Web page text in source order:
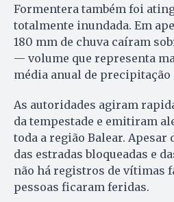
Formentera também foi
totalmente inundada. Em
180 mm de chuva caíram
— volume que representa
média anual de precipitação
As autoridades agiram
da tempestade e emitiram
toda a região Balear. Apesar
das estradas bloqueadas e
não há registros de vítimas
pessoas ficaram feridas.